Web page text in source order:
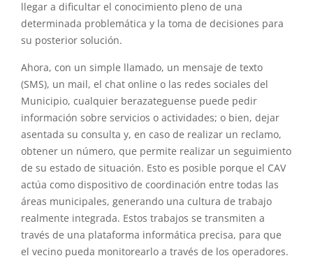
llegar a dificultar el conocimiento pleno de una
determinada problemática y la toma de decisiones para
su posterior solución.
Ahora, con un simple llamado, un mensaje de texto
(SMS), un mail, el chat online o las redes sociales del
Municipio, cualquier berazateguense puede pedir
información sobre servicios o actividades; o bien, dejar
asentada su consulta y, en caso de realizar un reclamo,
obtener un número, que permite realizar un seguimiento
de su estado de situación. Esto es posible porque el CAV
actúa como dispositivo de coordinación entre todas las
áreas municipales, generando una cultura de trabajo
realmente integrada. Estos trabajos se transmiten a
través de una plataforma informática precisa, para que
el vecino pueda monitorearlo a través de los operadores.